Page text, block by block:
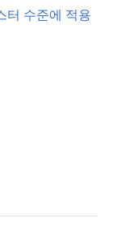
터 수준에 적용